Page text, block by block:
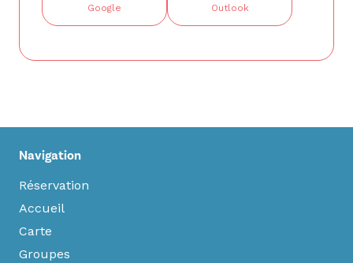
Google
Outlook
Navigation
Réservation
Accueil
Carte
Groupes